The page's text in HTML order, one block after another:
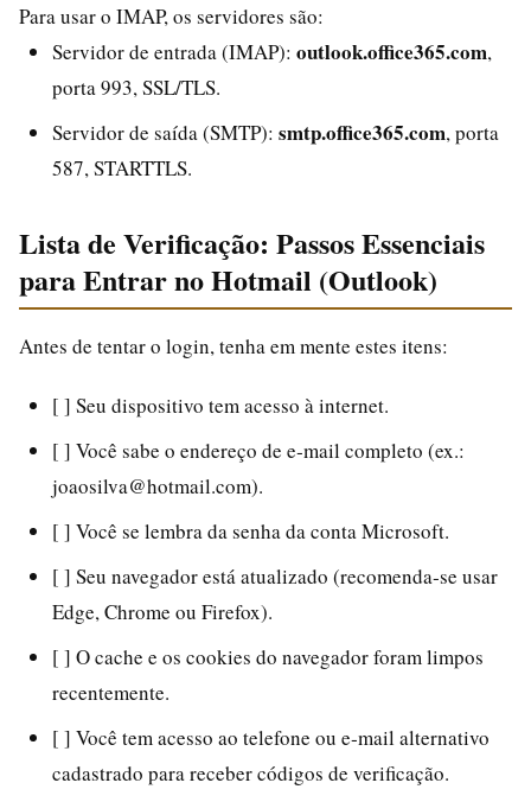
Para usar o IMAP, os servidores são:
Servidor de entrada (IMAP): outlook.office365.com,
porta 993, SSL/TLS.
Servidor de saída (SMTP): smtp.office365.com, porta
587, STARTTLS.
Lista de Verificação: Passos Essenciais
para Entrar no Hotmail (Outlook)
Antes de tentar o login, tenha em mente estes itens:
[ ] Seu dispositivo tem acesso à internet.
[ ] Você sabe o endereço de e‑mail completo (ex.:
joaosilva@hotmail.com).
[ ] Você se lembra da senha da conta Microsoft.
[ ] Seu navegador está atualizado (recomenda‑se usar
Edge, Chrome ou Firefox).
[ ] O cache e os cookies do navegador foram limpos
recentemente.
[ ] Você tem acesso ao telefone ou e‑mail alternativo
cadastrado para receber códigos de verificação.